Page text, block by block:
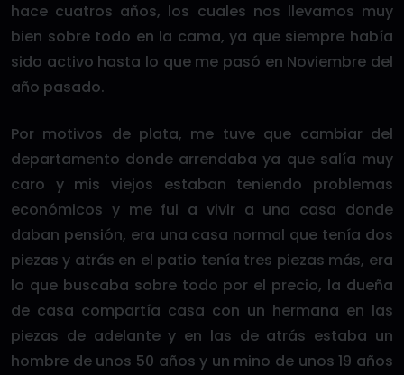
hace cuatros años, los cuales nos llevamos muy
bien sobre todo en la cama, ya que siempre había
sido activo hasta lo que me pasó en Noviembre del
año pasado.
Por motivos de plata, me tuve que cambiar del
departamento donde arrendaba ya que salía muy
caro y mis viejos estaban teniendo problemas
económicos y me fui a vivir a una casa donde
daban pensión, era una casa normal que tenía dos
piezas y atrás en el patio tenía tres piezas más, era
lo que buscaba sobre todo por el precio, la dueña
de casa compartía casa con un hermana en las
piezas de adelante y en las de atrás estaba un
hombre de unos 50 años y un mino de unos 19 años